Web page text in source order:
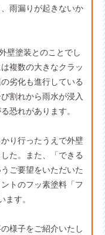
雨漏りが起きないか
壁塗装とのことでし
複数の大きなクラッ
劣化も進行している
割れから雨水が浸入
恐れがあります。
り行ったうえで外壁
た。また、「できる
ご要望をいただいた
トのフッ素塗料「フ
す。
様子をご紹介いたし